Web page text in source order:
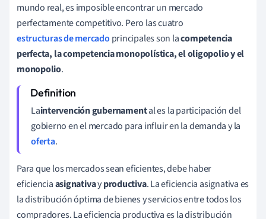
mundo real, es imposible encontrar un mercado
perfectamente competitivo. Pero las cuatro
estructuras de mercado principales son lacompetencia
perfecta, la competencia monopolística, el oligopolio y el
monopolio.
Laintervención gubernamental es la participación del
gobierno en el mercado para influir en la demanda y la
oferta.
Para que los mercados sean eficientes, debe haber
eficienciaasignativayproductiva. La eficiencia asignativa es
la distribución óptima de bienes y servicios entre todos los
compradores. La eficiencia productiva es la distribución